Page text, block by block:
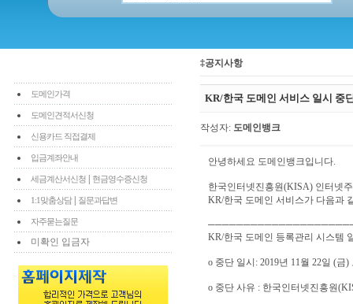
도메인가격
도메인견적서신청
신용카드 직접결제
입금계좌안내
세금계산서신청 현금영수증신청
1:1맞춤상담| 질문과답변
자주묻는질문
미확인 입금자
‡공지사항
KR/한국 도메인 서비스 일시 중
작성자: 도메인뱅크
안녕하세요 도메인뱅크입니다.
한국인터넷진흥원(KISA) 인터넷
KR/한국 도메인 서비스가 다음과
KR/한국 도메인 등록관리 시스템
o 중단 일시: 2019년 11월 22일 (금)
o 중단 사유 : 한국인터넷진흥원